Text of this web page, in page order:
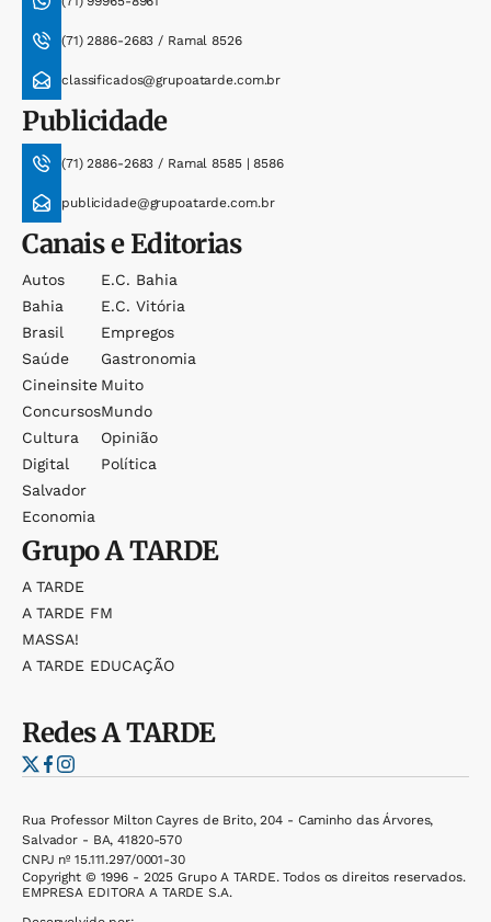
(71) 2886-2683 / Ramal 8526
classificados@grupoatarde.com.br
Publicidade
(71) 2886-2683 / Ramal 8585 | 8586
publicidade@grupoatarde.com.br
Canais e Editorias
Autos
Bahia
Brasil
Saúde
Cineinsite
Concursos
Cultura
Digital
Salvador
Economia
E.c. Bahia
E.c. Vitória
Empregos
Gastronomia
Muito
Mundo
Opinião
Política
GrupoA TARDE
A TARDE
A TARDE FM
MASSA!
A TARDE EDUCAÇÃO
RedesA TARDE
Rua Professor Milton Cayres de Brito, 204 - Caminho das Árvores,
Salvador - BA, 41820-570
CNPJ nº 15.111.297/0001-30
Copyright © 1996 - 2025 Grupo A TARDE. Todos os direitos reservados.
EMPRESA EDITORA A TARDE S.A.